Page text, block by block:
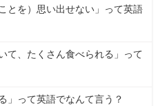
とを）思い出せない」って英語
て、たくさん食べられる」って
」って英語でなんて言う？